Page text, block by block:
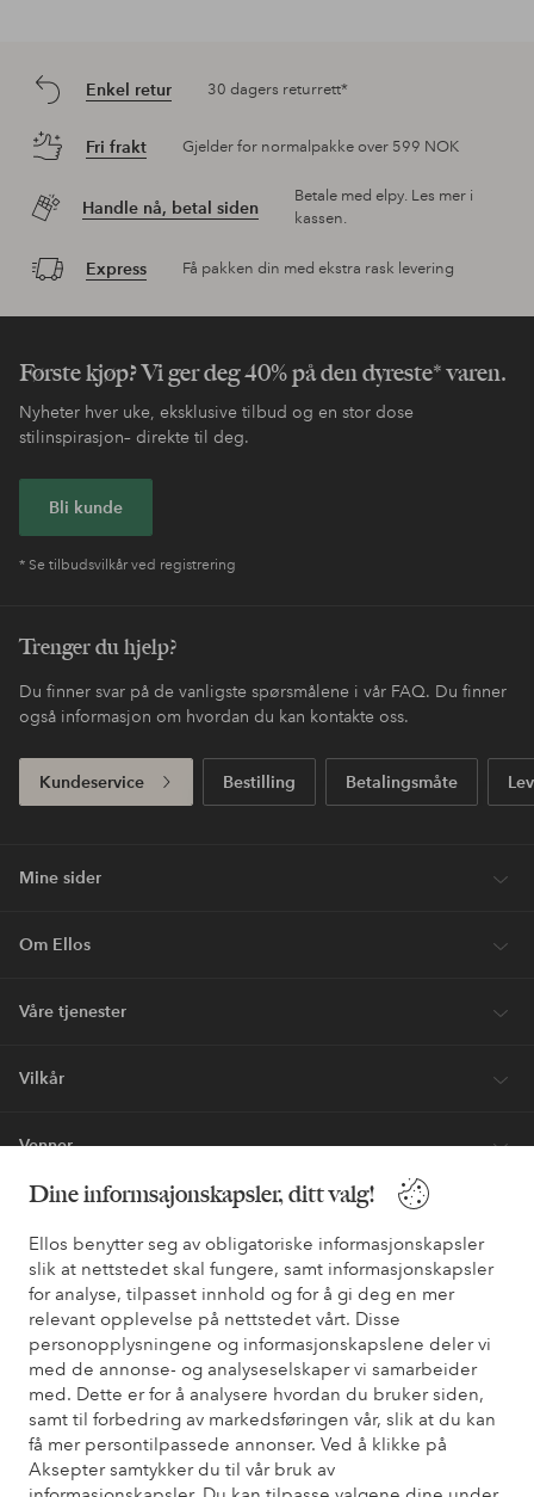
Dine informsajonskapsler, ditt valg!
Ellos benytter seg av obligatoriske informasjonskapsler
slik at nettstedet skal fungere, samt informasjonskapsler
for analyse, tilpasset innhold og for å gi deg en mer
relevant opplevelse på nettstedet vårt. Disse
personopplysningene og informasjonskapslene deler vi
med de annonse- og analyseselskaper vi samarbeider
med. Dette er for å analysere hvordan du bruker siden,
samt til forbedring av markedsføringen vår, slik at du kan
få mer persontilpassede annonser. Ved å klikke på
Aksepter samtykker du til vår bruk av
Enkel retur 30 dagers returrett*
Fri frakt Gjelder for normalpakke over 599 NOK
Handle nå, betal siden
Betale med elpy. Les mer i
kassen.
Express Få pakken din med ekstra rask levering
Første kjøp? Vi ger deg 40% på den dyreste* varen.
Nyheter hver uke, eksklusive tilbud og en stor dose
stilinspirasjon– direkte til deg.
Bli kunde
* Se tilbudsvilkår ved registrering
Trenger du hjelp?
Du finner svar på de vanligste spørsmålene i vår FAQ. Du finner
også informasjon om hvordan du kan kontakte oss.
Kundeservice Bestilling Betalingsmåte
Mine sider
Om Ellos
Våre tjenester
Vilkår
Venner
Sikre betalinger - Betal direkte eller del opp
Vil du vite mer om våre betalingsalternativer?
elpy elpy
Norge - Velg land